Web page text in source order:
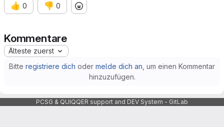
👍 0 👎 0
Kommentare
Älteste zuerst
Bitte registriere dich oder melde dich an , um einen Kommentar
hinzuzufügen.
PCSG & QUIQQER support and DEV System - GitLab